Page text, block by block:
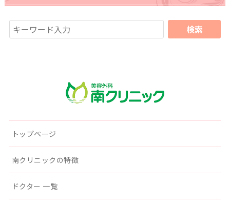
トップページ
南クリニックの特徴
ドクター 一覧